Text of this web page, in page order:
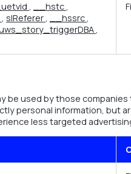
_uetvid , __hstc,
, slReferer, __hssrc,
,
be used by those
personal information, but
less targeted